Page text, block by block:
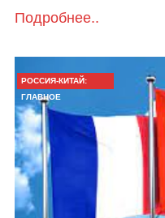
Подробнее..
РОССИЯ-КИТАЙ:
ГЛАВНОЕ